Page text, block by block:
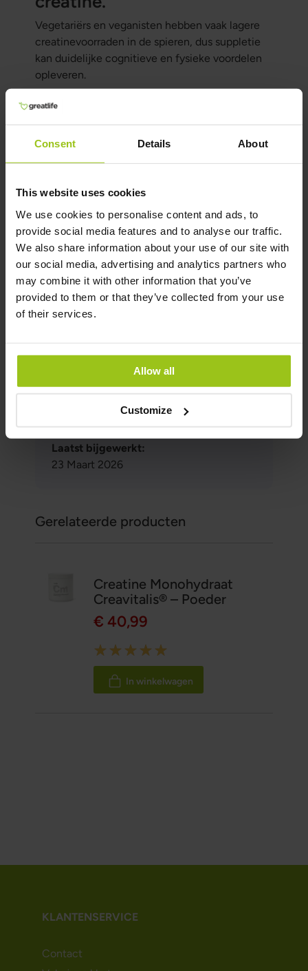
Consent Details About
This website uses cookies
We use cookies to personalise content and ads, to
provide social media features and to analyse our traffic.
We also share information about your use of our site with
our social media, advertising and analytics partners who
may combine it with other information that you’ve
provided to them or that they’ve collected from your use
of their services.
Allow all
Customize
Vegetariërs en veganisten hebben vaak lagere
creatinevoorraden in de spieren, dus suppletie
kan duidelijke cognitieve en fysieke voordelen
opleveren.
Creavitalis® is volgens ons vandaag de dag het
puur, dubbel gemicroniseerd en geproduceerd
uitsluitend met creatine werkt, bovendien met
IFS FOOD-certificering. Het is 100 % vegan en
waarschijnlijk de zuiverste optie die er is.
Auteur en Beoordelaar
Greatlife.nl ,De beste op het gebied van
Beoordelaar:
Teresa Husén, Voedingsdeskundige in
functionele geneeskunde
Laatst bijgewerkt:
23 Maart 2026
Gerelateerde producten
Creatine Monohydraat
Creavitalis® – Poeder
€ 40,99
Rating:
100%
In winkelwagen
KLANTENSERVICE
Contact